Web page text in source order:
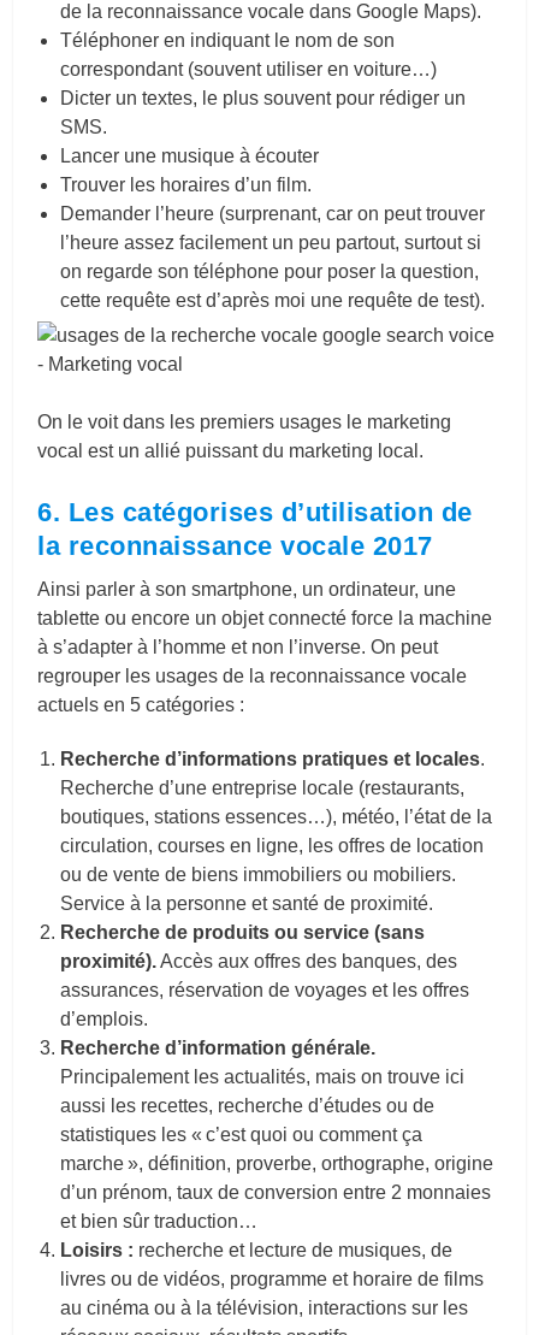
de la reconnaissance vocale dans Google Maps).
Téléphoner en indiquant le nom de son
correspondant (souvent utiliser en voiture…)
Dicter un textes, le plus souvent pour rédiger un
SMS.
Lancer une musique à écouter
Trouver les horaires d’un film.
Demander l’heure (surprenant, car on peut trouver
l’heure assez facilement un peu partout, surtout si
on regarde son téléphone pour poser la question,
cette requête est d’après moi une requête de test).
On le voit dans les premiers usages le marketing
vocal est un allié puissant du marketing local.
6. Les catégorises d’utilisation de
la reconnaissance vocale 2017
Ainsi parler à son smartphone, un ordinateur, une
tablette ou encore un objet connecté force la machine
à s’adapter à l’homme et non l’inverse. On peut
regrouper les usages de la reconnaissance vocale
actuels en 5 catégories :
Recherche d’informations pratiques et locales.
Recherche d’une entreprise locale (restaurants,
boutiques, stations essences…), météo, l’état de la
circulation, courses en ligne, les offres de location
ou de vente de biens immobiliers ou mobiliers.
Service à la personne et santé de proximité.
Recherche de produits ou service (sans
proximité).Accès aux offres des banques, des
assurances, réservation de voyages et les offres
d’emplois.
Recherche d’information générale.
Principalement les actualités, mais on trouve ici
aussi les recettes, recherche d’études ou de
statistiques les « c’est quoi ou comment ça
marche », définition, proverbe, orthographe, origine
d’un prénom, taux de conversion entre 2 monnaies
et bien sûr traduction…
Loisirs : recherche et lecture de musiques, de
livres ou de vidéos, programme et horaire de films
au cinéma ou à la télévision, interactions sur les